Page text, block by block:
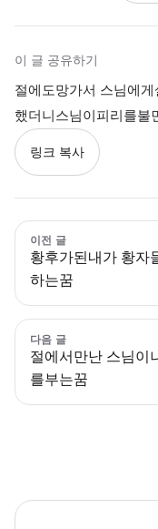
이 글 공유하기
절에도망가서 스님에
했더니스님이피리를불
링크 복사
이전 글
황후가된내가 황자
하는꿈
다음 글
절에서만난 스님이
를부는꿈